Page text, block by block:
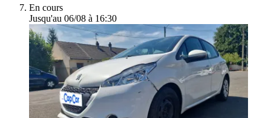
En cours
Jusqu'au 06/08 à 16:30